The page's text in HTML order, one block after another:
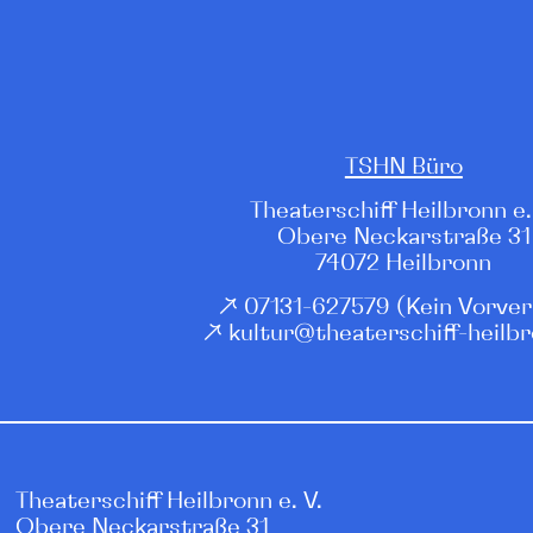
TSHN Büro
Theaterschiff Heilbronn e.
Obere Neckarstraße 31
74072 Heilbronn
↗ 07131-627579 (Kein
↗ kultur@theaterschiff-
Theaterschiff Heilbronn e. V.
Obere Neckarstraße 31